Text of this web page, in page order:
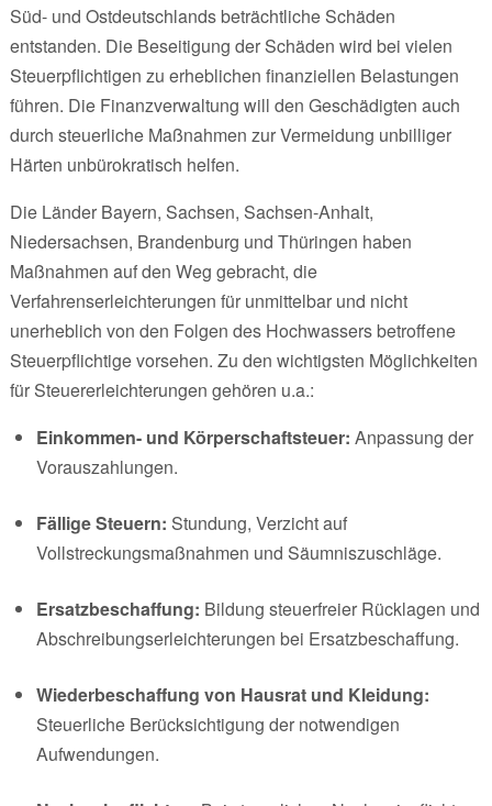
Süd- und Ostdeutschlands beträchtliche Schäden
entstanden. Die Beseitigung der Schäden wird bei vielen
Steuerpflichtigen zu erheblichen finanziellen Belastungen
führen. Die Finanzverwaltung will den Geschädigten auch
durch steuerliche Maßnahmen zur Vermeidung unbilliger
Härten unbürokratisch helfen.
Die Länder Bayern, Sachsen, Sachsen-Anhalt,
Niedersachsen, Brandenburg und Thüringen haben
Maßnahmen auf den Weg gebracht, die
Verfahrenserleichterungen für unmittelbar und nicht
unerheblich von den Folgen des Hochwassers betroffene
Steuerpflichtige vorsehen. Zu den wichtigsten Möglichkeiten
für Steuererleichterungen gehören u.a.:
Einkommen- und Körperschaftsteuer: Anpassung der
Vorauszahlungen.
Fällige Steuern: Stundung, Verzicht auf
Vollstreckungsmaßnahmen und Säumniszuschläge.
Ersatzbeschaffung: Bildung steuerfreier Rücklagen und
Abschreibungserleichterungen bei Ersatzbeschaffung.
Wiederbeschaffung von Hausrat und Kleidung:
Steuerliche Berücksichtigung der notwendigen
Aufwendungen.